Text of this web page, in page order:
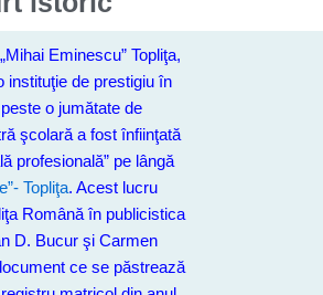
Eminescu” Topliţa,
instituţie de prestigiu în
o jumătate de
şcolară a fost înfiinţată
profesională” pe lângă
Topliţa. Acest lucru
Română în publicistica
D. Bucur şi Carmen
ce se păstrează